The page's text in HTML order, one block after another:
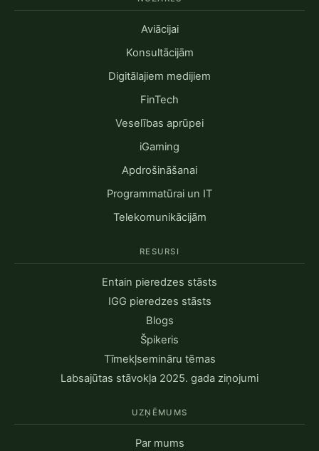
Aviācijai
Konsultācijām
Digitālajiem medijiem
FinTech
Veselības aprūpei
iGaming
Apdrošināšanai
Programmatūrai un IT
Telekomunikācijām
RESURSI
Entain pieredzes stāsts
IGG pieredzes stāsts
Blogs
Špikeris
Tīmekļsemināru tēmas
Labsajūtas stāvokļa 2025. gada ziņojumi
UZŅĒMUMS
Par mums